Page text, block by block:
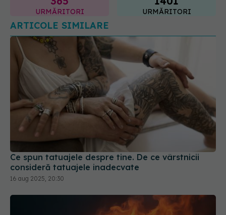
Ce spun tatuajele despre tine. De ce vârstnicii
consideră tatuajele inadecvate
16 aug 2025, 20:30